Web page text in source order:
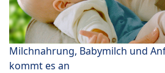
Milchnahrung, Babymilch und
kommt es an